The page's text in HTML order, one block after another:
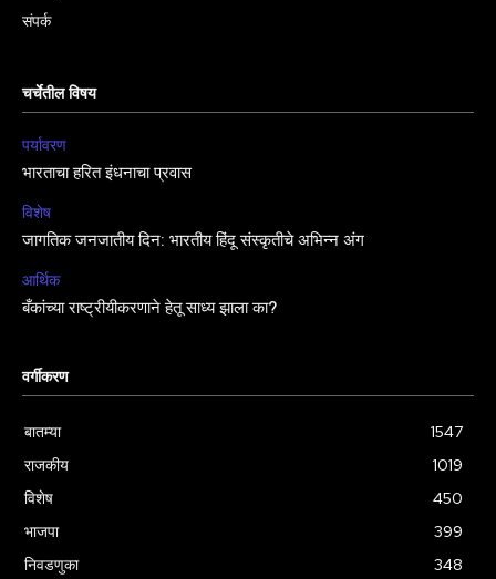
संपर्क
चर्चेतील विषय
पर्यावरण
भारताचा हरित इंधनाचा प्रवास
विशेष
जागतिक जनजातीय दिन: भारतीय हिंदू संस्कृतीचे अभिन्न अंग
आर्थिक
बँकांच्या राष्ट्रीयीकरणाने हेतू साध्य झाला का?
वर्गीकरण
बातम्या
1547
राजकीय
1019
विशेष
450
भाजपा
399
निवडणुका
348